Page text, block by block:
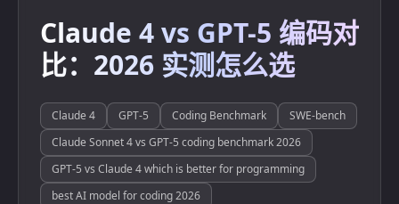
Claude 4 vs GPT-5 编码对
比：2026 实测怎么选
Claude 4 GPT-5 Coding Benchmark
SWE-bench
Claude Sonnet 4 vs GPT-5 coding benchmark 2026
GPT-5 vs Claude 4 which is better for programming
best AI model for coding 2026